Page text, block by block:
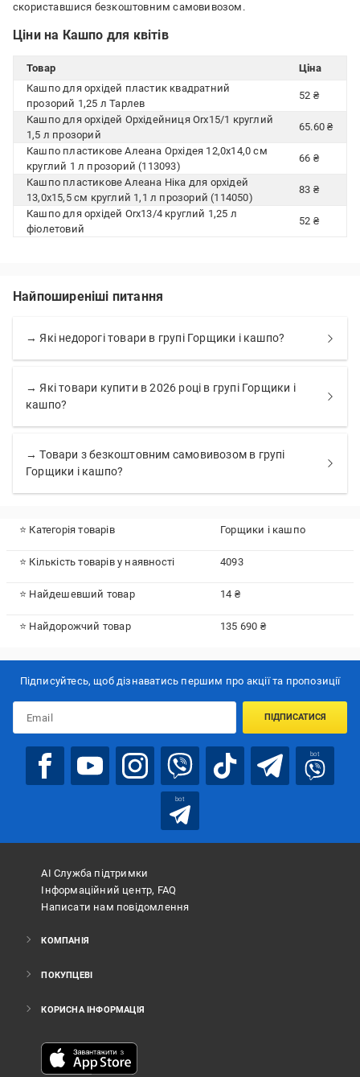
скориставшися безкоштовним самовивозом.
Ціни на Кашпо для квітів
Товар
Ціна
Кашпо для орхідей пластик квадратний
прозорий 1,25 л Тарлев
52 ₴
Кашпо для орхідей Орхідейниця Orx15/1 круглий
1,5 л прозорий
65.60 ₴
Кашпо пластикове Алеана Oрхідея 12,0х14,0 см
круглий 1 л прозорий (113093)
66 ₴
Кашпо пластикове Алеана Ніка для орхідей
13,0x15,5 см круглий 1,1 л прозорий (114050)
83 ₴
Кашпо для орхідей Orx13/4 круглий 1,25 л
фіолетовий
52 ₴
Найпоширеніші питання
→ Які недорогі товари в групі Горщики і кашпо?
→ Які товари купити в 2026 році в групі Горщики і
кашпо?
→ Товари з безкоштовним самовивозом в групі
Горщики і кашпо?
⭐ Категорія товарів Горщики і кашпо
⭐ Кількість товарів у наявності 4093
⭐ Найдешевший товар 14 ₴
⭐ Найдорожчий товар 135 690 ₴
Підписуйтесь, щоб дізнаватись першим про акції та пропозиції
ПІДПИСАТИСЯ
bot
bot
АІ Служба підтримки
Інформаційний центр, FAQ
Написати нам повідомлення
КОМПАНІЯ
ПОКУПЦЕВІ
КОРИСНА ІНФОРМАЦІЯ